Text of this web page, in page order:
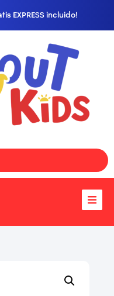
EXPRESS incluido!